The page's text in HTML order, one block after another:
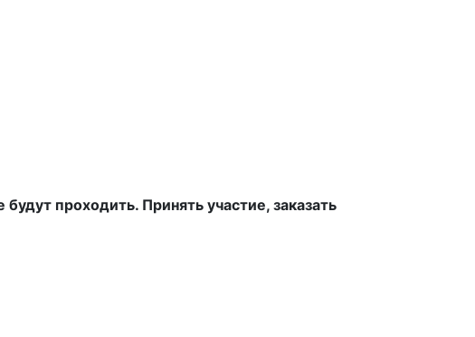
проходить. Принять участие, заказать